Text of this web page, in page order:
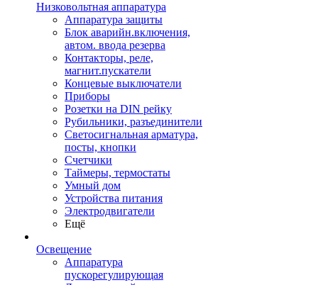
Низковольтная аппаратура
Аппаратура защиты
Блок аварийн.включения,
автом. ввода резерва
Контакторы, реле,
магнит.пускатели
Концевые выключатели
Приборы
Розетки на DIN рейку
Рубильники, разъединители
Светосигнальная арматура,
посты, кнопки
Счетчики
Таймеры, термостаты
Умный дом
Устройства питания
Электродвигатели
Ещё
Освещение
Аппаратура
пускорегулирующая